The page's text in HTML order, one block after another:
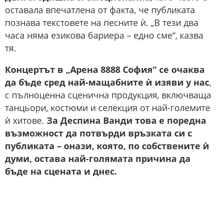
оставала впечатлена от факта, че публиката
познава текстовете на песните ѝ. „В тези два
часа няма езикова бариера – едно сме“, казва
тя.
Концертът в „Арена 8888 София“ се очаква
да бъде сред най-мащабните ѝ изяви у нас,
с пълноценна сценична продукция, включваща
танцьори, костюми и селекция от най-големите
ѝ хитове. За Деспина Ванди това е поредна
възможност да потвърди връзката си с
публиката – онази, която, по собствените ѝ
думи, остава най-голямата причина да
бъде на сцената и днес.